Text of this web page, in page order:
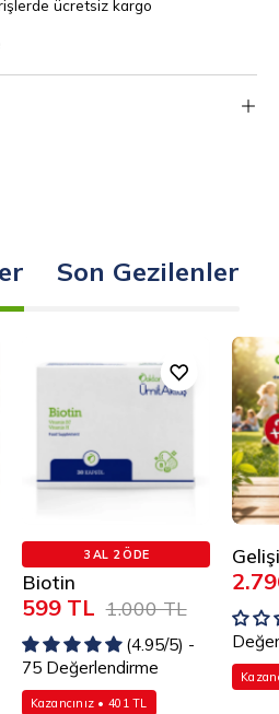
ücretsiz kargo
Son Gezilenler
3 AL 2 ÖDE
Biotin
599 TL 1.000 TL
(4.95/5) -
75 Değerlendirme
Kazancınız • 401 TL